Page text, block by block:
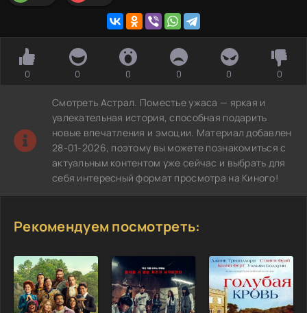
0 0 0 0 0 0
Смотреть Астрал. Поместье ужаса — яркая и
увлекательная история, способная подарить
новые впечатления и эмоции. Материал добавлен
28-01-2026, поэтому вы можете познакомиться с
актуальным контентом уже сейчас и выбрать для
себя интересный формат просмотра на Киного!
Рекомендуем посмотреть: